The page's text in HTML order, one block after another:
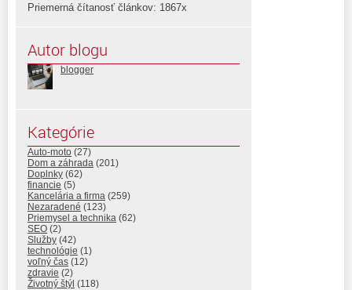
Priemerná čítanosť článkov: 1867x
Autor blogu
blogger
Kategórie
Auto-moto (27)
Dom a záhrada (201)
Doplnky (62)
financie (5)
Kancelária a firma (259)
Nezaradené (123)
Priemysel a technika (62)
SEO (2)
Služby (42)
technológie (1)
voľný čas (12)
zdravie (2)
Životný štýl (118)